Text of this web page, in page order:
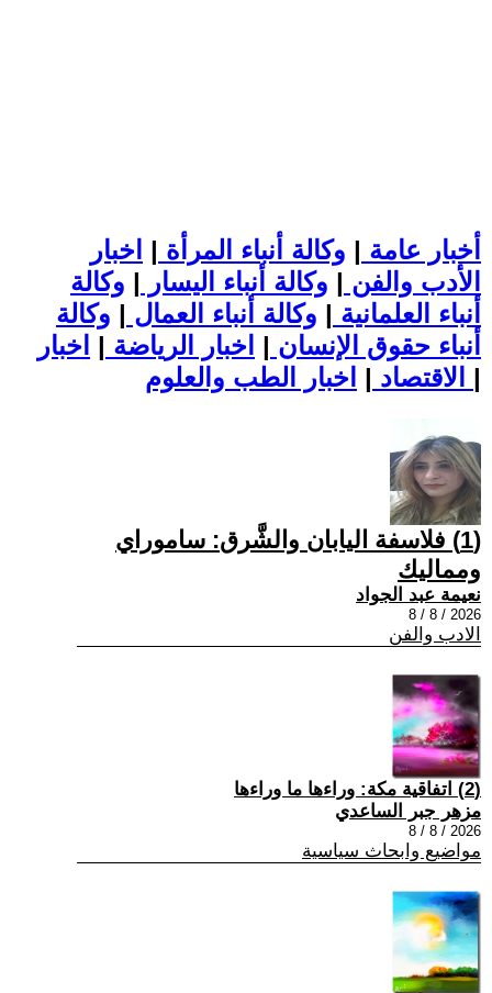
أخبار عامة | وكالة أنباء المرأة | اخبار
الأدب والفن | وكالة أنباء اليسار | وكالة
أنباء العلمانية | وكالة أنباء العمال | وكالة
أنباء حقوق الإنسان | اخبار الرياضة | اخبار
الاقتصاد | |
(1) فلاسفة اليابان والشَّرق: ساموراي
ومماليك
نعيمة عبد الجواد
2026 / 8 / 8
الادب والفن
(2) اتفاقية مكة: وراءها ما وراءها
مزهر جبر الساعدي
2026 / 8 / 8
مواضيع وابحاث سياسية